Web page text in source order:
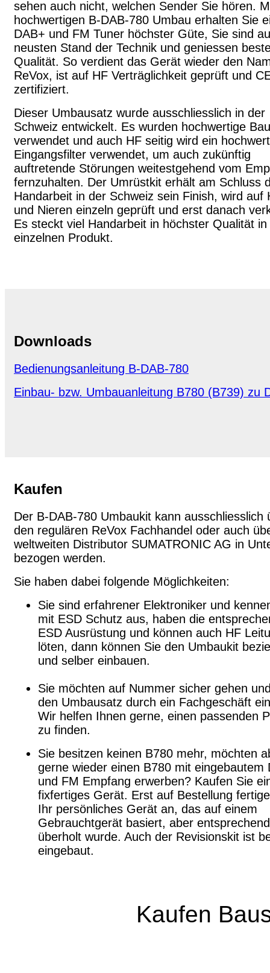
sehen auch nicht, welchen Sender Sie hören.
hochwertigen B-DAB-780 Umbau erhalten Sie
DAB+ und FM Tuner höchster Güte, Sie sind
neusten Stand der Technik und geniessen
Qualität. So verdient das Gerät wieder den
ReVox, ist auf HF Verträglichkeit geprüft und
zertifiziert.
Dieser Umbausatz wurde ausschliesslich in der
Schweiz entwickelt. Es wurden hochwertige
verwendet und auch HF seitig wird ein
Eingangsfilter verwendet, um auch zukünftig
auftretende Störungen weitestgehend vom
fernzuhalten. Der Umrüstkit erhält am Schluss
Handarbeit in der Schweiz sein Finish, wird auf
und Nieren einzeln geprüft und erst danach
Es steckt viel Handarbeit in höchster Qualität in
einzelnen Produkt.
Downloads
Bedienungsanleitung B-DAB-780
Einbau- bzw. Umbauanleitung B780 (B739) zu
Kaufen
Der B-DAB-780 Umbaukit kann ausschliesslich
den regulären ReVox Fachhandel oder auch
weltweiten Distributor SUMATRONIC AG in
bezogen werden.
Sie haben dabei folgende Möglichkeiten:
Sie sind erfahrener Elektroniker und
mit ESD Schutz aus, haben die
ESD Ausrüstung und können auch HF
löten, dann können Sie den Umbaukit
und selber einbauen.
Sie möchten auf Nummer sicher gehen
den Umbausatz durch ein Fachgeschäft
Wir helfen Ihnen gerne, einen passenden
zu finden.
Sie besitzen keinen B780 mehr, möchten
gerne wieder einen B780 mit eingebautem
und FM Empfang erwerben? Kaufen Sie
fixfertiges Gerät. Erst auf Bestellung
Ihr persönliches Gerät an, das auf einem
Gebrauchtgerät basiert, aber entsprechend
überholt wurde. Auch der Revisionskit ist
eingebaut.
Kaufen